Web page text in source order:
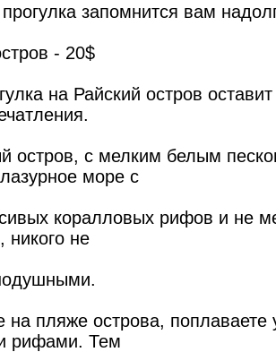
запомнится вам
- 20$
на Райский остров
остров, с мелким белым
море с
коралловых рифов и не
никого не
на пляже острова, поплаваете
рифами. Тем